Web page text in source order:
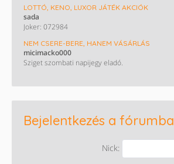
LOTTÓ, KENO, LUXOR JÁTÉK AKCIÓK
sada
Joker: 072984
NEM CSERE-BERE, HANEM VÁSÁRLÁS
micimacko000
Sziget szombati napijegy eladó.
Bejelentkezés a fórumba
Nick: